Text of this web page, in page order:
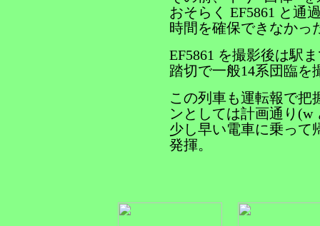
おそらく EF5861 と通
時間を確保できなかっ
EF5861 を撮影後は駅
踏切で一般14系団臨を
この列車も運転報で把
ンとしては計画通り(w
少し早い電車に乗って
発揮。